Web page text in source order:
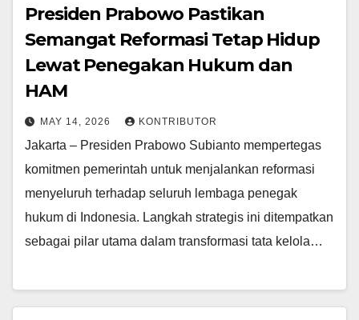
Presiden Prabowo Pastikan
Semangat Reformasi Tetap Hidup
Lewat Penegakan Hukum dan
HAM
MAY 14, 2026 KONTRIBUTOR
Jakarta – Presiden Prabowo Subianto mempertegas
komitmen pemerintah untuk menjalankan reformasi
menyeluruh terhadap seluruh lembaga penegak
hukum di Indonesia. Langkah strategis ini ditempatkan
sebagai pilar utama dalam transformasi tata kelola…